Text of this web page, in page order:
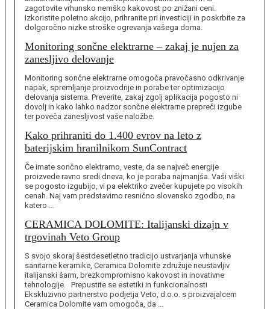
zagotovite vrhunsko nemško kakovost po znižani ceni.
Izkoristite poletno akcijo, prihranite pri investiciji in poskrbite za
dolgoročno nizke stroške ogrevanja vašega doma.
Monitoring sončne elektrarne – zakaj je nujen za
zanesljivo delovanje
Monitoring sončne elektrarne omogoča pravočasno odkrivanje
napak, spremljanje proizvodnje in porabe ter optimizacijo
delovanja sistema. Preverite, zakaj zgolj aplikacija pogosto ni
dovolj in kako lahko nadzor sončne elektrarne prepreči izgube
ter poveča zanesljivost vaše naložbe.
Kako prihraniti do 1.400 evrov na leto z
baterijskim hranilnikom SunContract
Če imate sončno elektrarno, veste, da se največ energije
proizvede ravno sredi dneva, ko je poraba najmanjša. Vaši viški
se pogosto izgubijo, vi pa elektriko zvečer kupujete po visokih
cenah. Naj vam predstavimo resnično slovensko zgodbo, na
katero …
CERAMICA DOLOMITE: Italijanski dizajn v
trgovinah Veto Group
S svojo skoraj šestdesetletno tradicijo ustvarjanja vrhunske
sanitarne keramike, Ceramica Dolomite združuje neustavljiv
italijanski šarm, brezkompromisno kakovost in inovativne
tehnologije. Prepustite se estetiki in funkcionalnosti
Ekskluzivno partnerstvo podjetja Veto, d.o.o. s proizvajalcem
Ceramica Dolomite vam omogoča, da …